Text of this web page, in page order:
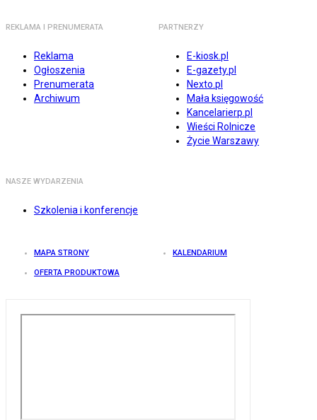
REKLAMA I PRENUMERATA
Reklama
Ogłoszenia
Prenumerata
Archiwum
PARTNERZY
E-kiosk.pl
E-gazety.pl
Nexto.pl
Mała księgowość
Kancelarierp.pl
Wieści Rolnicze
Życie Warszawy
NASZE WYDARZENIA
Szkolenia i konferencje
MAPA STRONY KALENDARIUM
OFERTA PRODUKTOWA